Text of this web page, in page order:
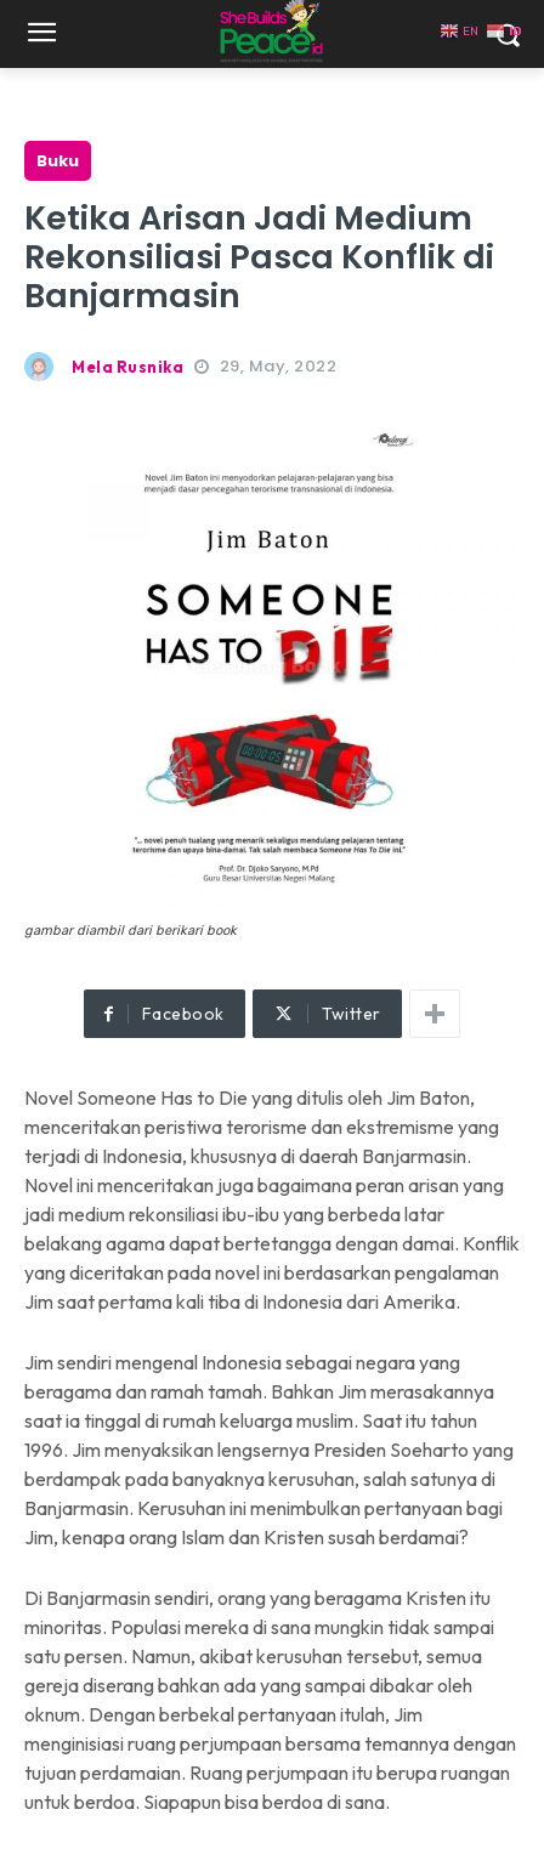
Buku
Ketika Arisan Jadi Medium
Rekonsiliasi Pasca Konflik di
Banjarmasin
Mela Rusnika 29, May, 2022
gambar diambil dari berikari book
Facebook Twitter
Novel Someone Has to Die yang ditulis oleh Jim Baton,
menceritakan peristiwa terorisme dan ekstremisme yang
terjadi di Indonesia, khususnya di daerah Banjarmasin.
Novel ini menceritakan juga bagaimana peran arisan yang
jadi medium rekonsiliasi ibu-ibu yang berbeda latar
belakang agama dapat bertetangga dengan damai. Konflik
yang diceritakan pada novel ini berdasarkan pengalaman
Jim saat pertama kali tiba di Indonesia dari Amerika.
Jim sendiri mengenal Indonesia sebagai negara yang
beragama dan ramah tamah. Bahkan Jim merasakannya
saat ia tinggal di rumah keluarga muslim. Saat itu tahun
1996. Jim menyaksikan lengsernya Presiden Soeharto yang
berdampak pada banyaknya kerusuhan, salah satunya di
Banjarmasin. Kerusuhan ini menimbulkan pertanyaan bagi
Jim, kenapa orang Islam dan Kristen susah berdamai?
Di Banjarmasin sendiri, orang yang beragama Kristen itu
minoritas. Populasi mereka di sana mungkin tidak sampai
satu persen. Namun, akibat kerusuhan tersebut, semua
gereja diserang bahkan ada yang sampai dibakar oleh
oknum. Dengan berbekal pertanyaan itulah, Jim
menginisiasi ruang perjumpaan bersama temannya dengan
tujuan perdamaian. Ruang perjumpaan itu berupa ruangan
untuk berdoa. Siapapun bisa berdoa di sana.
EN ID